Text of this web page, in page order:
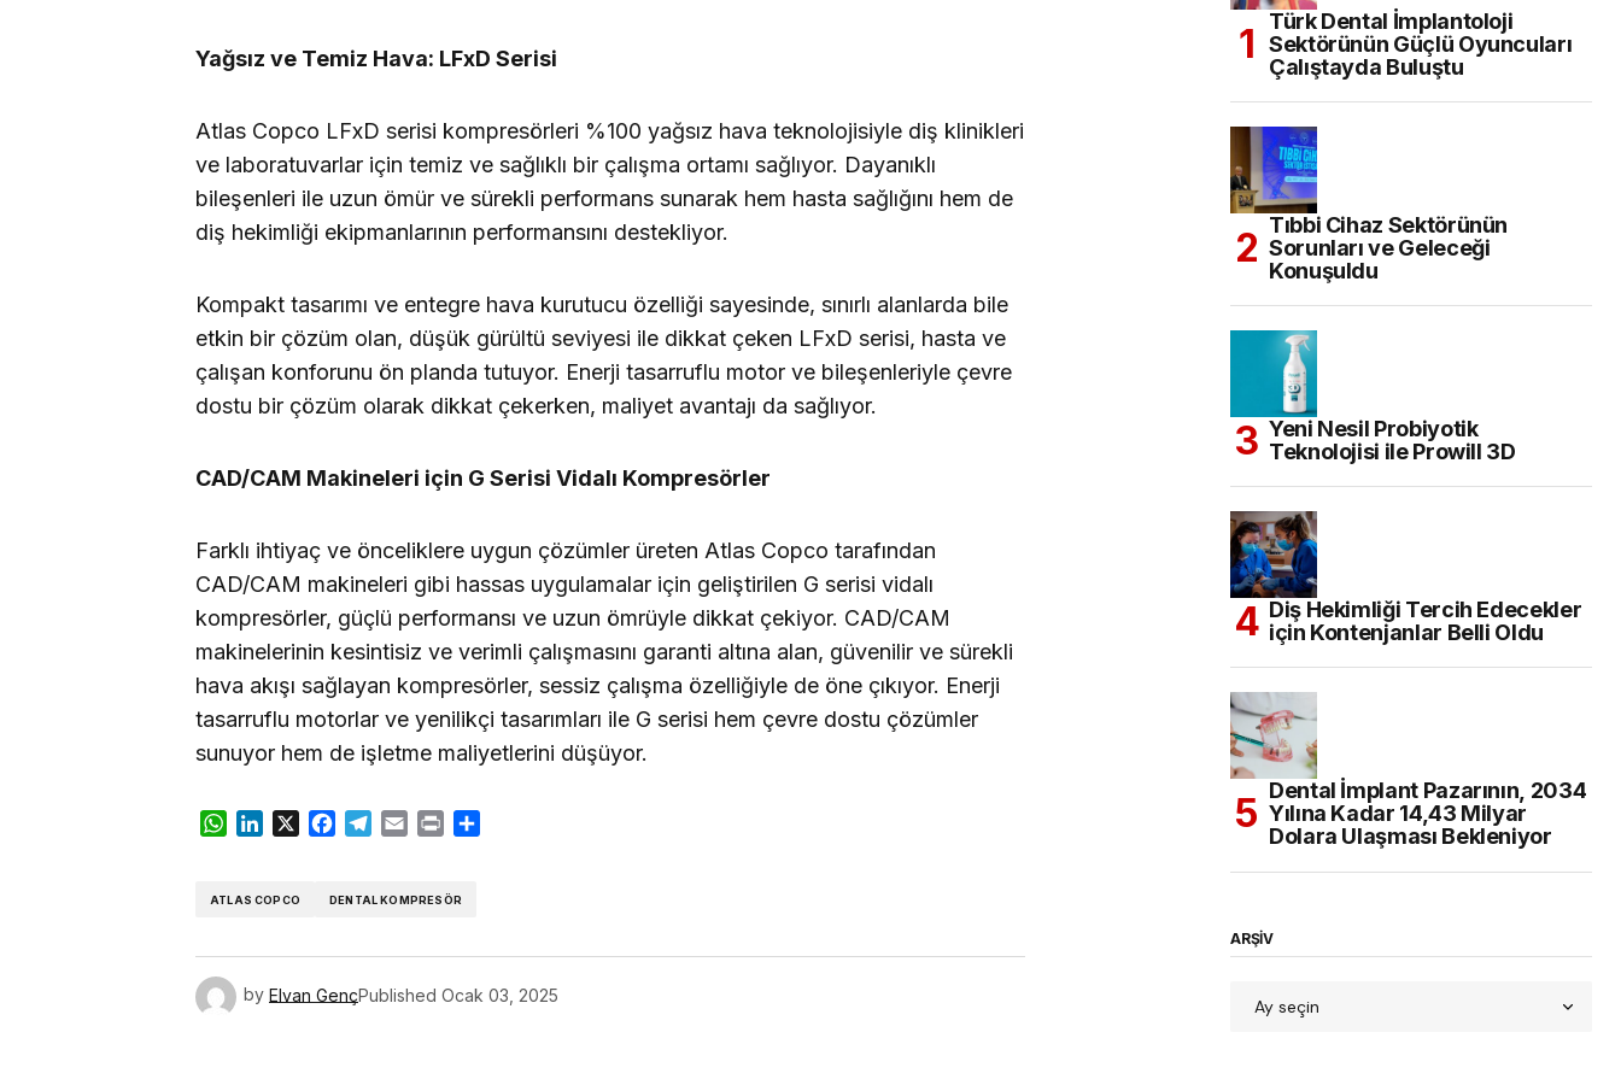
Yağsız ve Temiz Hava: LFxD Serisi
Atlas Copco LFxD serisi kompresörleri %100 yağsız hava teknolojisiyle diş klinikleri
ve laboratuvarlar için temiz ve sağlıklı bir çalışma ortamı sağlıyor. Dayanıklı
bileşenleri ile uzun ömür ve sürekli performans sunarak hem hasta sağlığını hem de
diş hekimliği ekipmanlarının performansını destekliyor.
Kompakt tasarımı ve entegre hava kurutucu özelliği sayesinde, sınırlı alanlarda bile
etkin bir çözüm olan, düşük gürültü seviyesi ile dikkat çeken LFxD serisi, hasta ve
çalışan konforunu ön planda tutuyor. Enerji tasarruflu motor ve bileşenleriyle çevre
dostu bir çözüm olarak dikkat çekerken, maliyet avantajı da sağlıyor.
CAD/CAM Makineleri için G Serisi Vidalı Kompresörler
Farklı ihtiyaç ve önceliklere uygun çözümler üreten Atlas Copco tarafından
CAD/CAM makineleri gibi hassas uygulamalar için geliştirilen G serisi vidalı
kompresörler, güçlü performansı ve uzun ömrüyle dikkat çekiyor. CAD/CAM
makinelerinin kesintisiz ve verimli çalışmasını garanti altına alan, güvenilir ve sürekli
hava akışı sağlayan kompresörler, sessiz çalışma özelliğiyle de öne çıkıyor. Enerji
tasarruflu motorlar ve yenilikçi tasarımları ile G serisi hem çevre dostu çözümler
sunuyor hem de işletme maliyetlerini düşüyor.
WhatsApp
LinkedIn
X Facebook
Telegram
Email Print
ATLAS COPCO DENTAL KOMPRESÖR
by Elvan GençPublished Ocak 03, 2025
Türk Dental İmplantoloji
Sektörünün Güçlü Oyuncuları
Çalıştayda Buluştu
Tıbbi Cihaz Sektörünün
Sorunları ve Geleceği
Konuşuldu
Yeni Nesil Probiyotik
Teknolojisi ile Prowill 3D
Diş Hekimliği Tercih Edecekler
için Kontenjanlar Belli Oldu
Dental İmplant Pazarının, 2034
Yılına Kadar 14,43 Milyar
Dolara Ulaşması Bekleniyor
ARŞİV